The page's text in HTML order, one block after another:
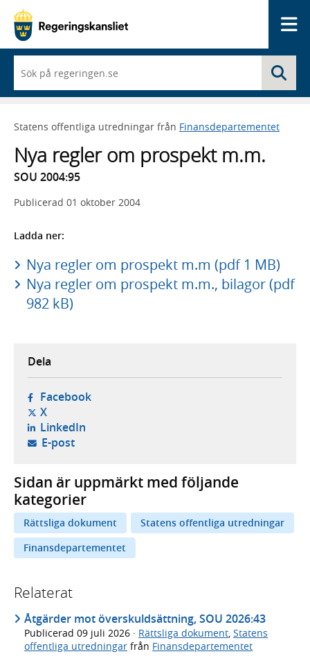
du
börjar
skriva
framträder
lista
med
sökförslag
Statens offentliga utredningar från Finansdepartementet
Nya regler om prospekt m.m.
SOU 2004:95
Publicerad 01 oktober 2004
Ladda ner:
Nya regler om prospekt m.m (pdf 1 MB)
Nya regler om prospekt m.m., bilagor (pdf
982 kB)
Dela
Facebook- öppnas i ny flik, extern webbplats,
X- öppnas i ny flik, extern webbplats,
LinkedIn- öppnas i ny flik, extern webbplats,
E-post- öppnar din e-postklient,
Sidan är uppmärkt med följande
kategorier
Rättsliga dokument
Statens offentliga utredningar
Finansdepartementet
Relaterat
Åtgärder mot överskuldsättning, SOU 2026:43
Publicerad 09 juli 2026 · Rättsliga dokument, Statens
offentliga utredningar från Finansdepartementet